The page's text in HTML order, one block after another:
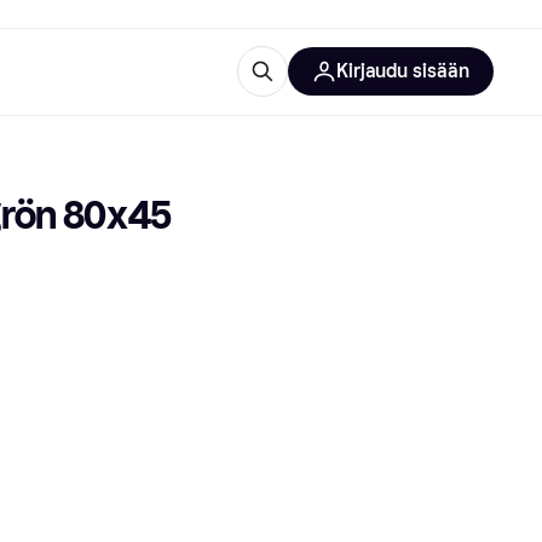
Kirjaudu sisään
80x45